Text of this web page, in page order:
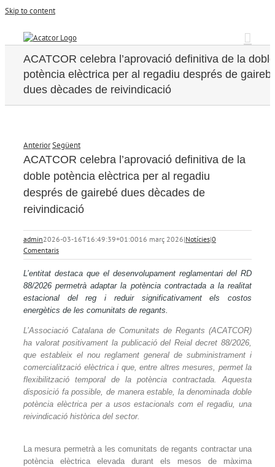
Skip to content
ACATCOR celebra l’aprovació definitiva de la doble
potència elèctrica per al regadiu després de
dues dècades de reivindicació
AnteriorSegüent
ACATCOR celebra l’aprovació definitiva de la
doble potència elèctrica per al regadiu
després de gairebé dues dècades de
reivindicació
admin2026-03-16T16:49:39+01:0016 març 2026|Notícies|0
Comentaris
L’entitat destaca que el desenvolupament reglamentari del RD
88/2026 permetrà adaptar la potència contractada a la realitat
estacional del reg i reduir significativament els costos
energètics de les comunitats de regants.
L’Associació Catalana de Comunitats de Regants (ACATCOR)
ha valorat positivament la publicació del Reial decret 88/2026,
que estableix el nou reglament general de subministrament i
comercialització elèctrica i que, entre altres mesures, permet la
flexibilització temporal de la potència contractada. Aquesta
disposició fa possible, de manera estable, la denominada doble
potència elèctrica per a usos estacionals com el regadiu, una
reivindicació històrica del sector.
La mesura permetrà a les comunitats de regants contractar una
potència elèctrica elevada durant els mesos de màxima